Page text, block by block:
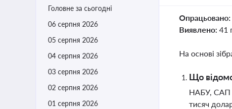
Головне за сьогодні
06 серпня 2026
05 серпня 2026
04 серпня 2026
03 серпня 2026
02 серпня 2026
01 серпня 2026
Опрацьовано:
Виявлено: 41
На основі
Що
НАБУ, САП
тисяч